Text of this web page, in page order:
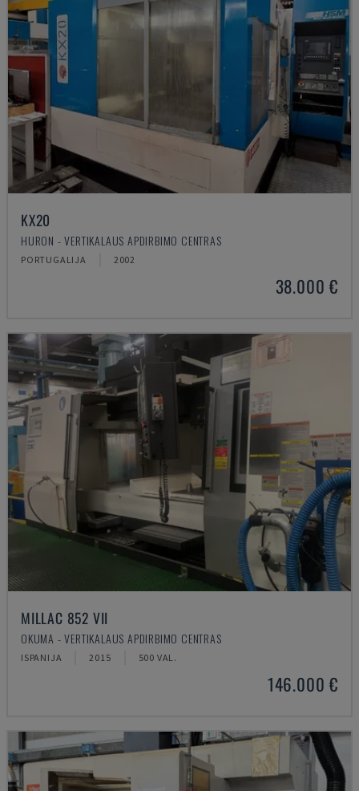
KX20
HURON - VERTIKALAUS APDIRBIMO CENTRAS
PORTUGALIJA 2002
38.000 €
MILLAC 852 VII
OKUMA - VERTIKALAUS APDIRBIMO CENTRAS
ISPANIJA 2015 500 VAL.
146.000 €